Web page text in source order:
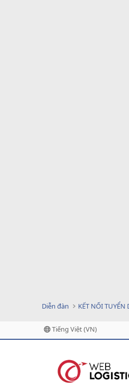
Diễn đàn KẾT NỐI TUYỂN
Tiếng Việt (VN)